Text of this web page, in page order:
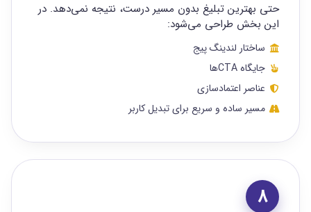
حتی بهترین تبلیغ بدون مسیر درست، نتیجه نمی‌دهد. در
این بخش طراحی می‌شود:
ساختار لندینگ پیج
جایگاه CTAها
عناصر اعتمادسازی
مسیر ساده و سریع برای تبدیل کاربر
8